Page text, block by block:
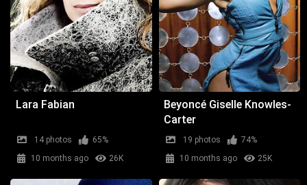
Lara Fabian
14 photos
65%
10 months ago
26K
Beyoncé Giselle Knowles-
Carter
19 photos
74%
10 months ago
25K